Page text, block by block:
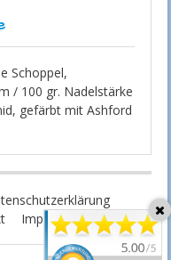
Schoppel,
/ 100 gr. Nadelstärke
gefärbt mit Ashford
Impressum